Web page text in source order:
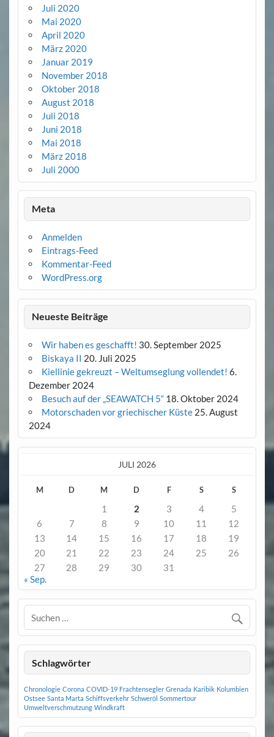
Juli 2020
Mai 2020
April 2020
März 2020
Januar 2019
November 2018
Oktober 2018
August 2018
Juli 2018
Juni 2018
Mai 2018
März 2018
Juli 2000
Meta
Anmelden
Eintrags-Feed
Kommentar-Feed
WordPress.org
Neueste Beiträge
Wir haben es geschafft! 30. September 2025
Biskaya II 20. Juli 2025
Kiellinie gekreuzt – Weltumseglung vollendet! 6.
Dezember 2024
Besuch auf der „SEAWATCH 5“ 18. Oktober 2024
Motorschaden vor griechischer Küste 25. August
2024
JULI 2026
M D M D F S S
1 2 3 4
5
6
7 8 9 10 11
12
13
14 15 16 17 18
19
20
21 22 23 24 25
26
27
28 29 30
31
« Sep.
Schlagwörter
Chronologie Corona COVID-19 Frachtensegler Grenada Karibik Kolumbien
Ostsee Santa Marta Schiffsverkehr Schweröl Sommertour
Umweltverschmutzung Windkraft